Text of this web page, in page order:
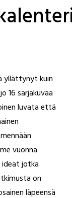
yllättynyt kuin
16 sarjakuvaa
luvata että
vuonna.
ideat jotka
on
läpeensä